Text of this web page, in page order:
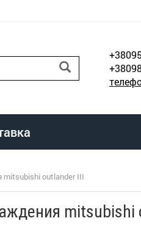
mitsubishi outlander III
mitsubishi